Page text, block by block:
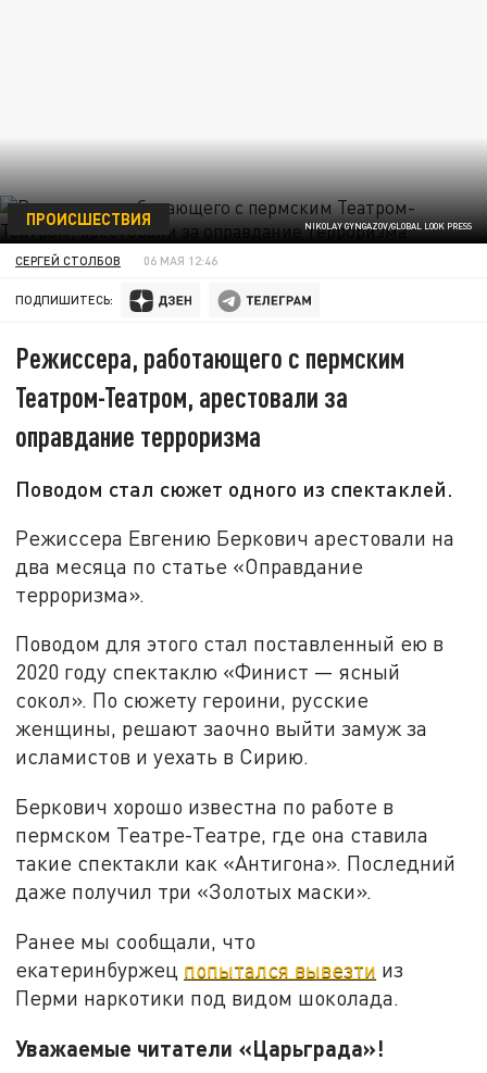
NIKOLAY GYNGAZOV/GLOBAL LOOK PRESS
ПРОИСШЕСТВИЯ
СЕРГЕЙ СТОЛБОВ 06 МАЯ 12:46
ПОДПИШИТЕСЬ:
Режиссера, работающего с пермским
Театром-Театром, арестовали за
оправдание терроризма
Поводом стал сюжет одного из спектаклей.
Режиссера Евгению Беркович арестовали на
два месяца по статье «Оправдание
терроризма».
Поводом для этого стал поставленный ею в
2020 году спектаклю «Финист — ясный
сокол». По сюжету героини, русские
женщины, решают заочно выйти замуж за
исламистов и уехать в Сирию.
Беркович хорошо известна по работе в
пермском Театре-Театре, где она ставила
такие спектакли как «Антигона». Последний
даже получил три «Золотых маски».
Ранее мы сообщали, что
екатеринбуржец попытался вывезти из
Перми наркотики под видом шоколада.
Уважаемые читатели «Царьграда»!